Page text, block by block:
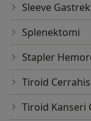
Sleeve
Splenektomi
Stapler
Tiroid
Tiroid Kanseri